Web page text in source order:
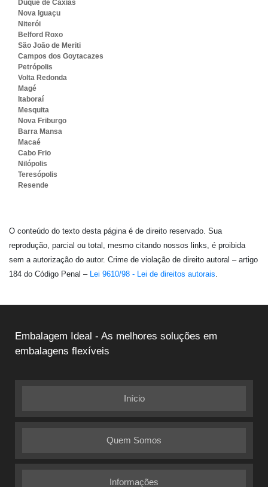
Duque de Caxias
Nova Iguaçu
Niterói
Belford Roxo
São João de Meriti
Campos dos Goytacazes
Petrópolis
Volta Redonda
Magé
Itaboraí
Mesquita
Nova Friburgo
Barra Mansa
Macaé
Cabo Frio
Nilópolis
Teresópolis
Resende
O conteúdo do texto desta página é de direito reservado. Sua
reprodução, parcial ou total, mesmo citando nossos links, é proibida
sem a autorização do autor. Crime de violação de direito autoral – artigo
184 do Código Penal – Lei 9610/98 - Lei de direitos autorais.
Embalagem Ideal - As melhores soluções em
embalagens flexíveis
Início
Quem Somos
Informações